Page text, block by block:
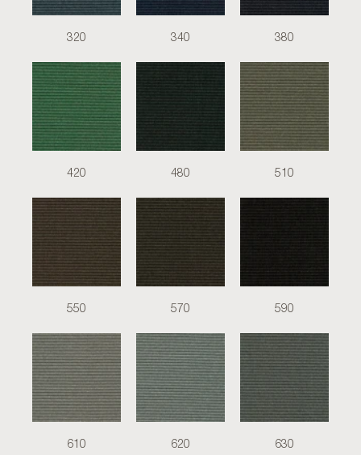
320 340 380
420 480 510
550 570 590
610 620 630